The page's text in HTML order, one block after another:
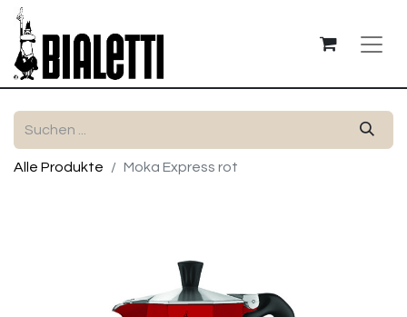
Alle Produkte Moka Express rot